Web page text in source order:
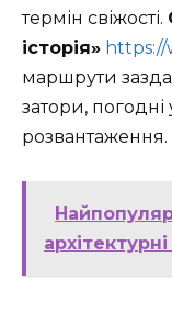
термін свіжості.
історія» https://
маршрути
затори,
розвантаження.